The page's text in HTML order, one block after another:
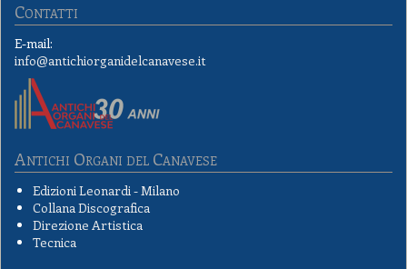
Contatti
E-mail:
info@antichiorganidelcanavese.it
Antichi Organi del Canavese
Edizioni Leonardi - Milano
Collana Discografica
Direzione Artistica
Tecnica